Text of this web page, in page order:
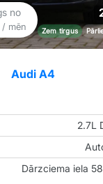
no
/ mēn Zem tirgus
Audi A4
2.7L
Dārzciema iela